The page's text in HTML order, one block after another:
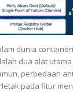
dunia
dua alat
perbedaan
pada fitur